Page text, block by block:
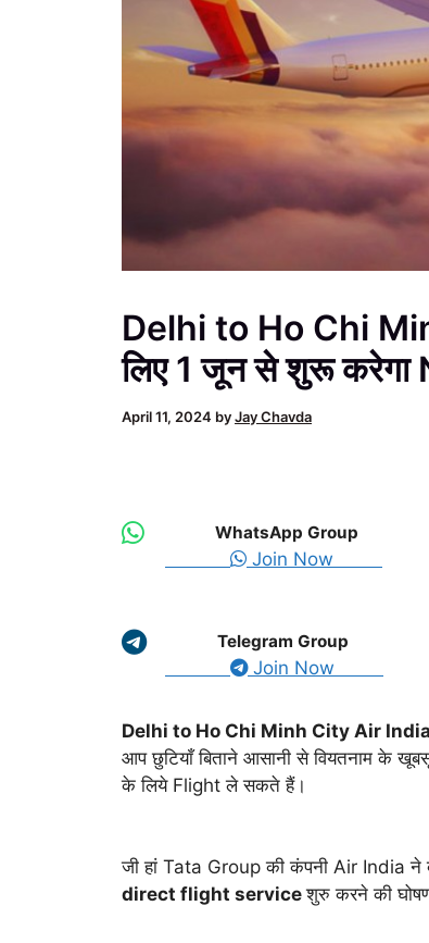
Delhi to Ho Chi
लिए 1 जून से शुरू
April 11, 2024 byJay Chavda
WhatsApp Group
Join Now
Telegram Group
Join Now
Delhi to Ho Chi Minh City Air
आप छुटियाँ बिताने आसानी से वियतनाम के
के लिये Flight ले सकते हैं।
जी हां Tata Group की कंपनी Air India ने
direct flight serviceशुरु करने की